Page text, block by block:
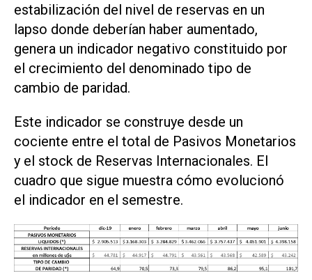
estabilización del nivel de reservas en un
lapso donde deberían haber aumentado,
genera un indicador negativo constituido por
el crecimiento del denominado tipo de
cambio de paridad.
Este indicador se construye desde un
cociente entre el total de Pasivos Monetarios
y el stock de Reservas Internacionales. El
cuadro que sigue muestra cómo evolucionó
el indicador en el semestre.